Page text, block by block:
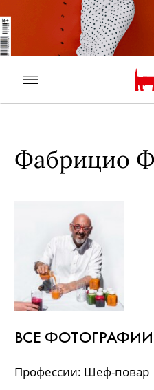
Фабрицио
ВСЕ ФОТОГРАФИИ
Профессии: Шеф-повар